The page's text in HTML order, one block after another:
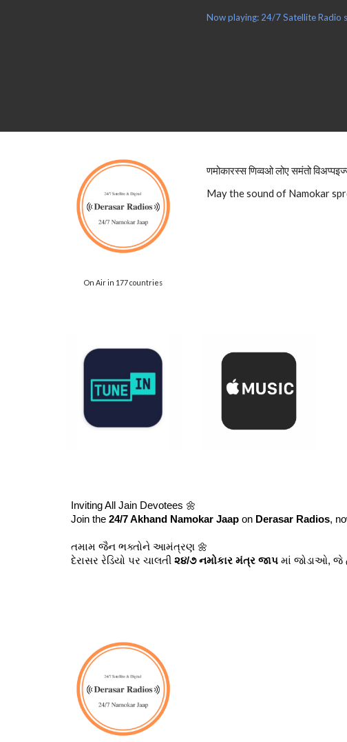
Now playing: 24/7 Satellite Radio
On Air in 177 countries
णमोकारस्स णिव्वओ लोए समंतो
May the sound of Namokar
Inviting All Jain Devotees 🌼
Join the 24/7 Akhand Namokar Jaapon Derasar Radios,
તમામ જૈન ભક્તોને આમંત્રણ 🌼
દેરાસર રેડિયો પર ચાલતી ૨૪/૭ નમોકાર મંત્ર જાપમાં જોડાઓ, જે